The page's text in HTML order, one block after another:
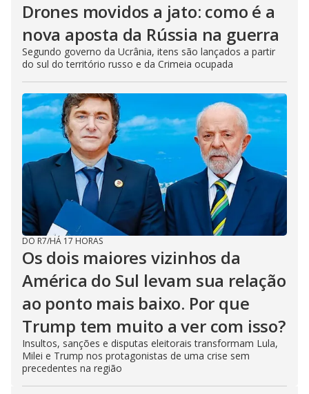
Drones movidos a jato: como é a
nova aposta da Rússia na guerra
Segundo governo da Ucrânia, itens são lançados a partir
do sul do território russo e da Crimeia ocupada
DO R7/HÁ 17 HORAS
Os dois maiores vizinhos da
América do Sul levam sua relação
ao ponto mais baixo. Por que
Trump tem muito a ver com isso?
Insultos, sanções e disputas eleitorais transformam Lula,
Milei e Trump nos protagonistas de uma crise sem
precedentes na região